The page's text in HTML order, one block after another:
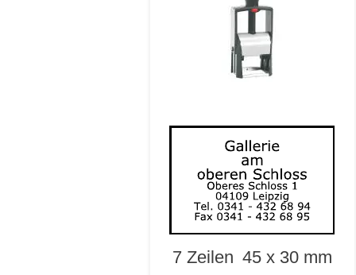
7 Zeilen 45 x 30 mm